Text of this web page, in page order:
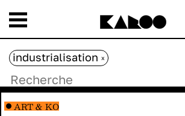
ART & KO
industrialisation x